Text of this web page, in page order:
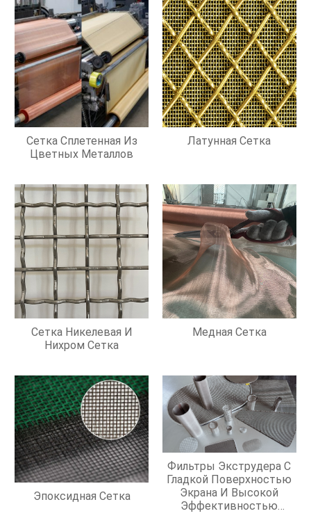
Сетка Сплетенная Из
Цветных Металлов
Латунная Сетка
Сетка Никелевая И
Нихром Сетка
Медная Сетка
Эпоксидная Сетка
Фильтры Экструдера С
Гладкой Поверхностью
Экрана И Высокой
Эффективностью